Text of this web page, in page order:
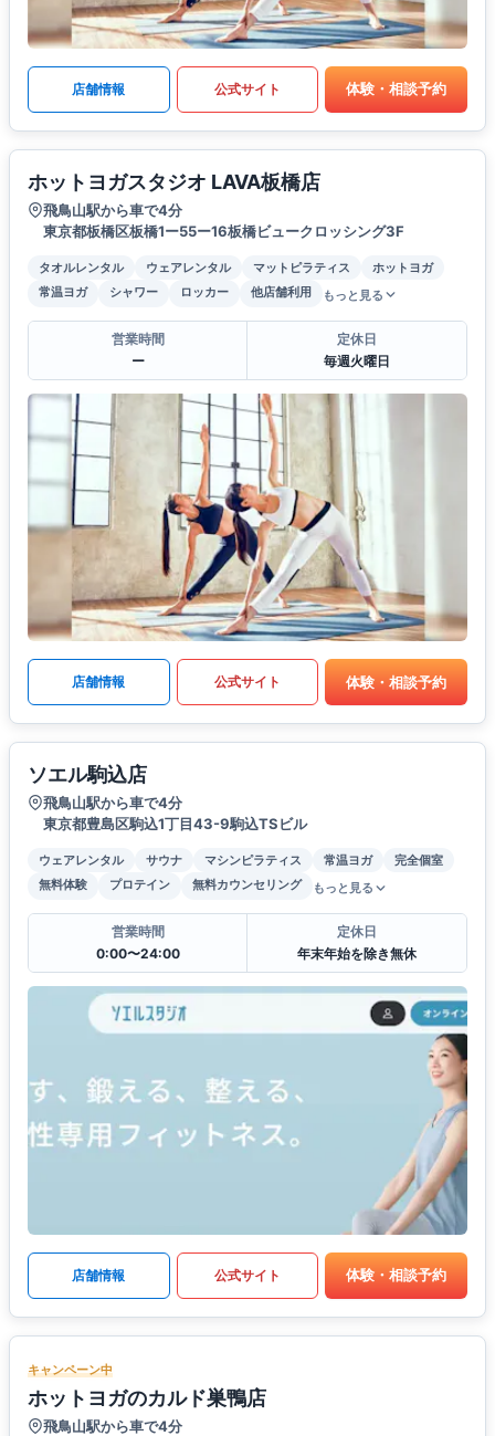
店舗情報 公式サイト 体験・相談予約
ホットヨガスタジオ LAVA板橋店
飛鳥山駅から車で4分
東京都板橋区板橋1ー55ー16板橋ビュークロッシング3F
タオルレンタル ウェアレンタル マットピラティス
ホットヨガ
常温ヨガ
シャワー ロッカー 他店舗利用 もっと見る
営業時間
ー
定休日
毎週火曜日
店舗情報 公式サイト 体験・相談予約
ソエル駒込店
飛鳥山駅から車で4分
東京都豊島区駒込1丁目43-9駒込TSビル
ウェアレンタル サウナ マシンピラティス 常温ヨガ
完全個室
無料体験
プロテイン 無料カウンセリング もっと見る
営業時間
0:00〜24:00
定休日
年末年始を除き無休
店舗情報 公式サイト 体験・相談予約
キャンペーン中
ホットヨガのカルド巣鴨店
飛鳥山駅から車で4分